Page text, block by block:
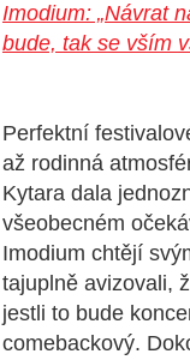
Imodium: „Návrat
bude, tak se vším
Perfektní
až rodinná
Kytara dala
všeobecném
Imodium chtějí
tajuplně avizovali,
jestli to bude
comebackový.